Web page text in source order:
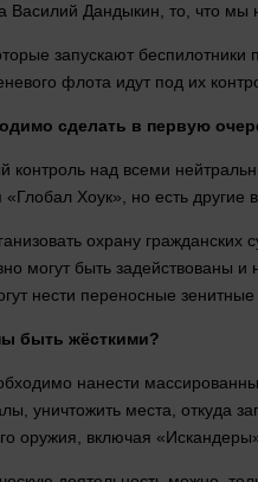
Василий Дандыкин, то, что мы
запускают беспилотники
флота идут под их
сделать в первую
контроль над всеми
Хоук», но есть другие
охрану
могут быть задействованы и
нести переносные
быть жёсткими?
нанести
уничтожить места,
оружия, включая